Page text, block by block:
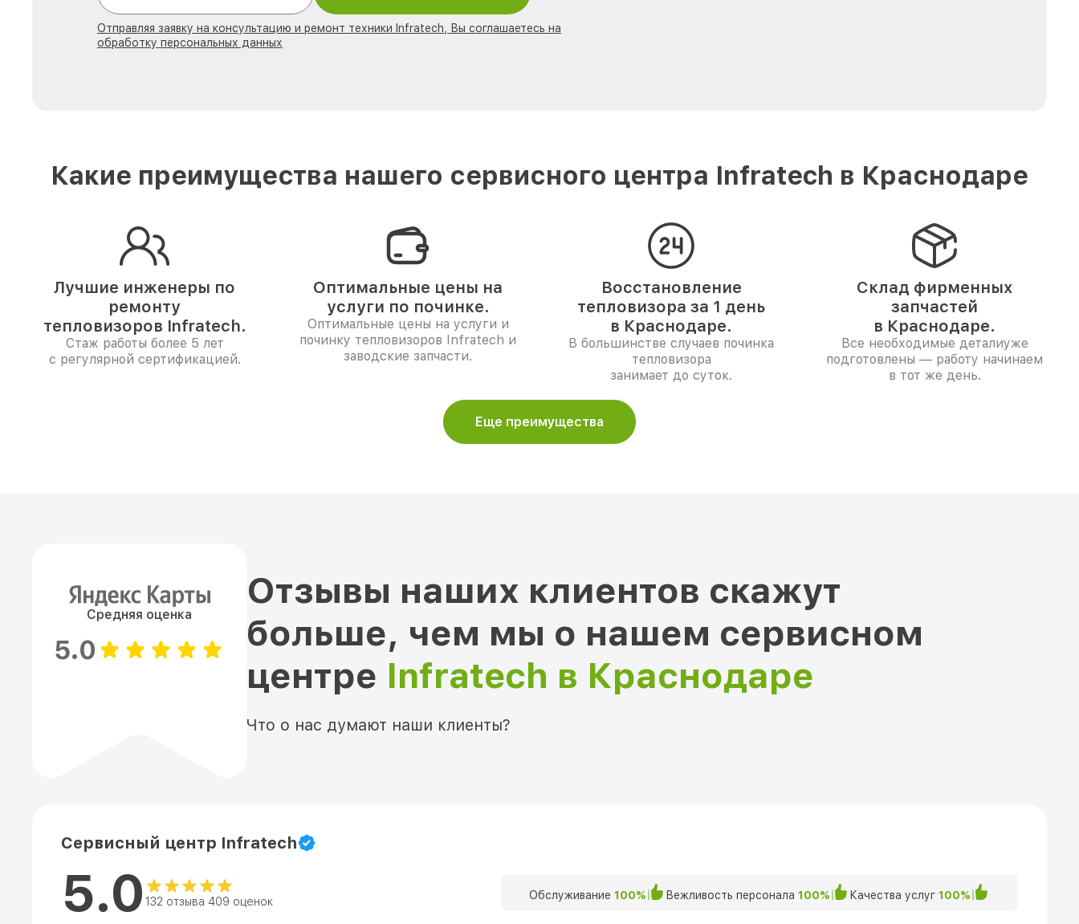
Отправляя заявку на консультацию и ремонт техники Infratech, Вы соглашаетесь на
обработку персональных данных
Какие преимущества нашего сервисного центра Infratech в Краснодаре
Лучшие инженеры по
ремонту
тепловизоров Infratech.
Стаж работы более 5 лет
с регулярной сертификацией.
Оптимальные цены на
услуги по починке.
Оптимальные цены на услуги и
починку тепловизоров Infratech и
заводские запчасти.
Восстановление
тепловизора за 1 день
в Краснодаре.
В большинстве случаев починка
тепловизора
занимает до суток.
Склад фирменных
запчастей
в Краснодаре.
Все необходимые деталиуже
подготовлены — работу начинаем
в тот же день.
Еще преимущества
Средняя оценка
5.0
Отзывы наших клиентов скажут
больше, чем мы о нашем сервисном
центре Infratech в Краснодаре
Что о нас думают наши клиенты?
Сервисный центр Infratech
5.0 132 отзыва 409 оценок Обслуживание 100% Вежливость персонала 100% Качества услуг 100%